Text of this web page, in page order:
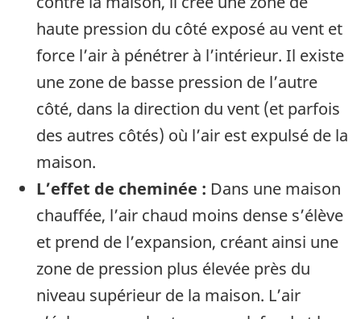
haute pression du côté exposé au vent et
force l’air à pénétrer à l’intérieur. Il existe
une zone de basse pression de l’autre
côté, dans la direction du vent (et parfois
des autres côtés) où l’air est expulsé de la
maison.
L’effet de cheminée : Dans une maison
chauf­fée, l’air chaud moins dense s’élève
et prend de l’expansion, créant ainsi une
zone de pres­sion plus élevée près du
niveau supérieur de la maison. L’air